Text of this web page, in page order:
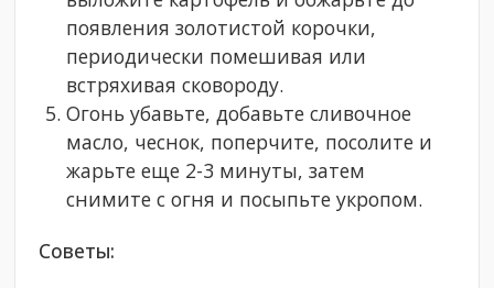
появления золотистой корочки,
периодически помешивая или
встряхивая сковороду.
Огонь убавьте, добавьте сливочное
масло, чеснок, поперчите, посолите и
жарьте еще 2-3 минуты, затем
снимите с огня и посыпьте укропом.
Советы: